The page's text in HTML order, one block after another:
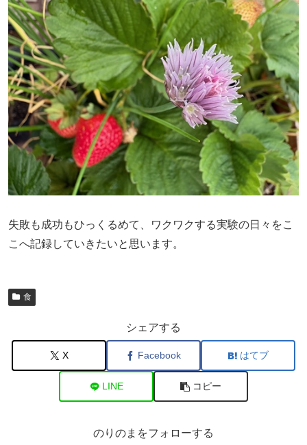
失敗も成功もひっくるめて、ワクワクする実験の日々をこ
こへ記録していきたいと思います。
食
シェアする
X Facebook はてブ
LINE コピー
のりのまをフォローする